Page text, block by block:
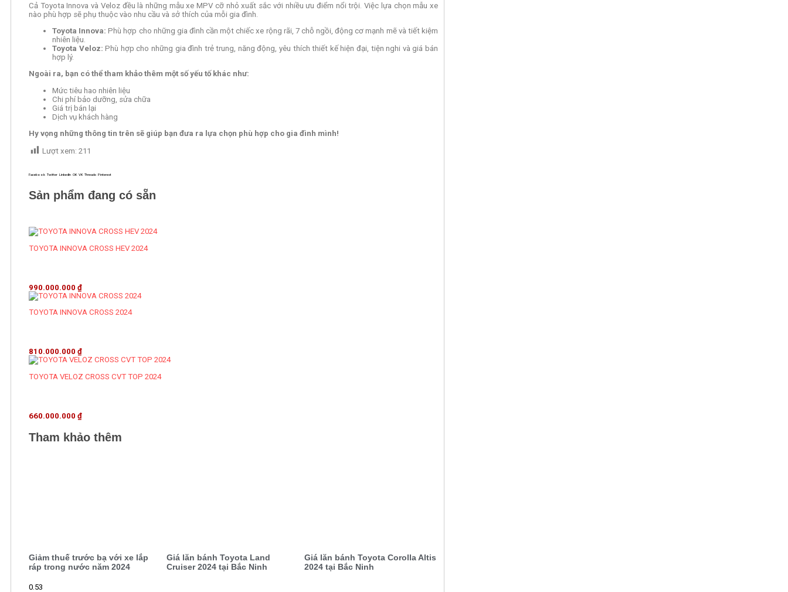
Cả Toyota Innova và Veloz đều là những mẫu xe MPV cỡ nhỏ xuất sắc với nhiều ưu điểm nổi trội. Việc lựa chọn mẫu xe
nào phù hợp sẽ phụ thuộc vào nhu cầu và sở thích của mỗi gia đình.
Toyota Innova: Phù hợp cho những gia đình cần một chiếc xe rộng rãi, 7 chỗ ngồi, động cơ mạnh mẽ và tiết kiệm
nhiên liệu.
Toyota Veloz: Phù hợp cho những gia đình trẻ trung, năng động, yêu thích thiết kế hiện đại, tiện nghi và giá bán
hợp lý.
Ngoài ra, bạn có thể tham khảo thêm một số yếu tố khác như:
Mức tiêu hao nhiên liệu
Chi phí bảo dưỡng, sửa chữa
Giá trị bán lại
Dịch vụ khách hàng
Hy vọng những thông tin trên sẽ giúp bạn đưa ra lựa chọn phù hợp cho gia đình mình!
Lượt xem: 211
Facebook Twitter LinkedIn OK VK Threads Pinterest
Sản phẩm đang có sẵn
TOYOTA INNOVA CROSS HEV 2024
990.000.000 ₫
TOYOTA INNOVA CROSS 2024
810.000.000 ₫
TOYOTA VELOZ CROSS CVT TOP 2024
660.000.000 ₫
Tham khảo thêm
Giảm thuế trước bạ với xe lắp
ráp trong nước năm 2024
Giá lăn bánh Toyota Land
Cruiser 2024 tại Bắc Ninh
Giá lăn bánh Toyota Corolla Altis
2024 tại Bắc Ninh